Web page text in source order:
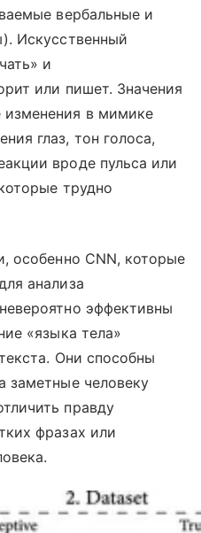
вербальные и
Искусственный
и
или пишет. Значения
в мимике
глаз, тон голоса,
вроде пульса или
трудно
особенно CNN, которые
анализа
эффективны
«языка тела»
Они способны
заметные человеку
правду
фразах или